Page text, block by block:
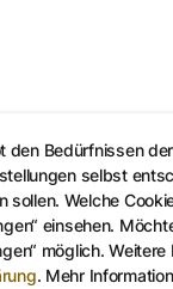
den Bedürfnissen
selbst
Welche
einsehen.
möglich.
. Mehr